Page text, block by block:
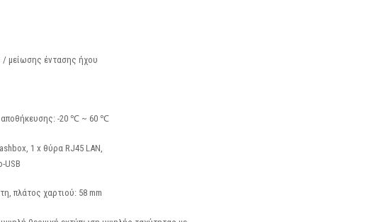
/ μείωσης έντασης ήχου
αποθήκευσης: -20 ℃ ~ 60 ℃
1 x θύρα RJ45 LAN,
USB
πλάτος χαρτιού: 58 mm